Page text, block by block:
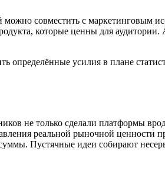
совместить с маркетинговым
которые ценны для
усилия в плане
не только сделали платформы
реальной рыночной ценности
Пустячные идеи собирают